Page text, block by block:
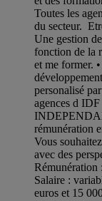
Toutes les
du secteur.
Une gestion
fonction de la
et me former.
personalisé
agences d
rémunération
Vous
avec des
Rémunération
Salaire :
euros et 15